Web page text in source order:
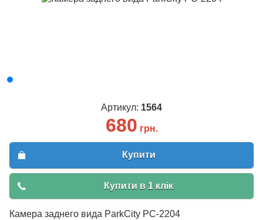
Артикул: 1564
680 грн.
Купити
Купити в 1 клік
Камера заднего вида ParkCity PC-2204